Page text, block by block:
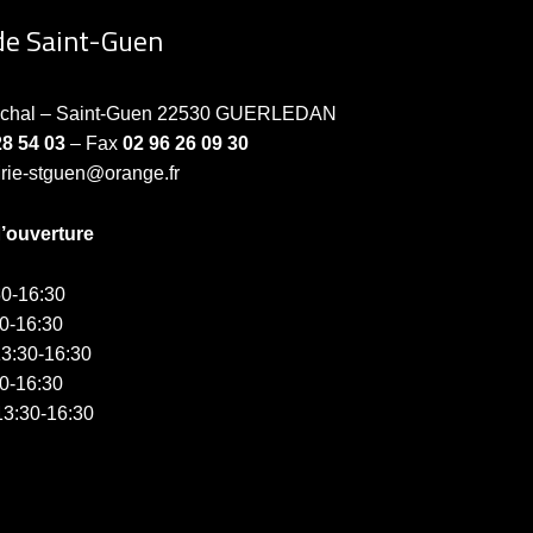
Saint-Guen
– Saint-Guen 22530 GUERLEDAN
54 03 – Fax02 96 26 09 30
stguen@orange.fr
16:30
16:30
16:30
16:30
16:30